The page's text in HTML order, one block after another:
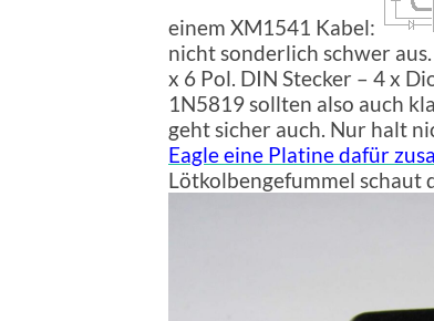
einem XM1541 Kabel:
nicht sonderlich schwer
x 6 Pol. DIN Stecker – 4 x
1N5819 sollten also auch
geht sicher auch. Nur halt
Eagle eine Platine dafür
Lötkolbengefummel schaut